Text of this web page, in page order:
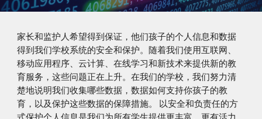
家长和监护人希望得到保证，他们孩子的个人信息和数据
得到我们学校系统的安全和保护。随着我们使用互联网、
移动应用程序、云计算、在线学习和新技术来提供新的教
育服务，这些问题正在上升。在我们的学校，我们努力清
楚地说明我们收集哪些数据，数据如何支持你孩子的教
育，以及保护这些数据的保障措施。 以安全和负责任的方